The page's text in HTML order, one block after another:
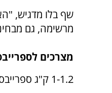
שף בלו מדגיש,
מרשימה, גם
מצרכים
1-1.2 ק"ג ספרייבס טלה